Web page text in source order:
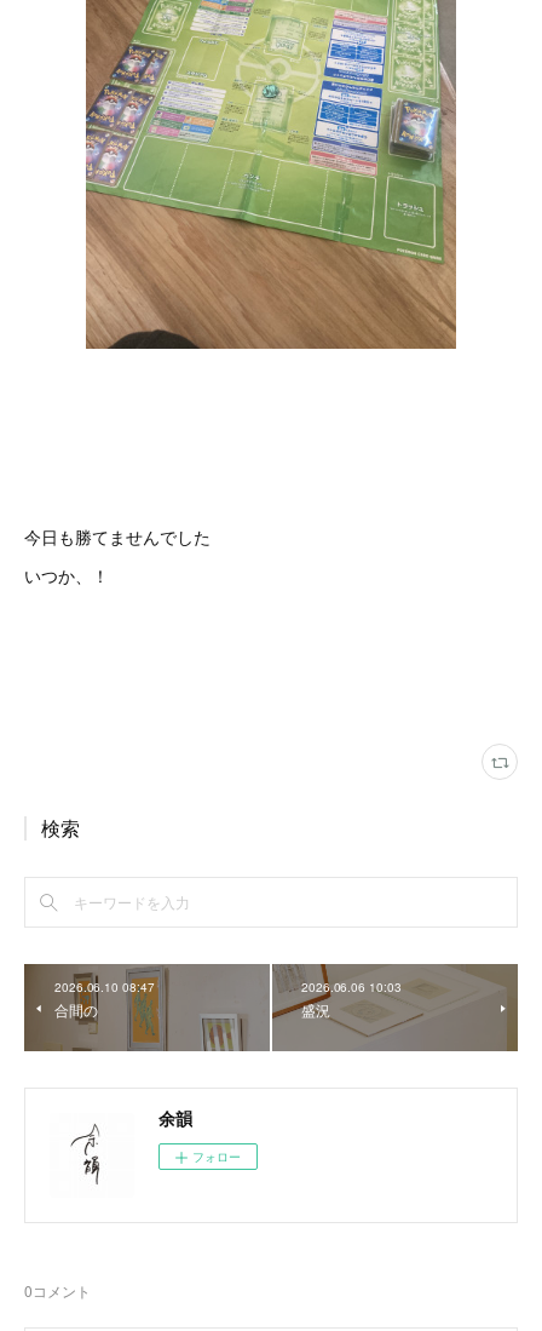
今日も勝てませんでした
いつか、！
検索
2026.06.10 08:47
合間の
2026.06.06 10:03
盛況
余韻
フォロー
0コメント